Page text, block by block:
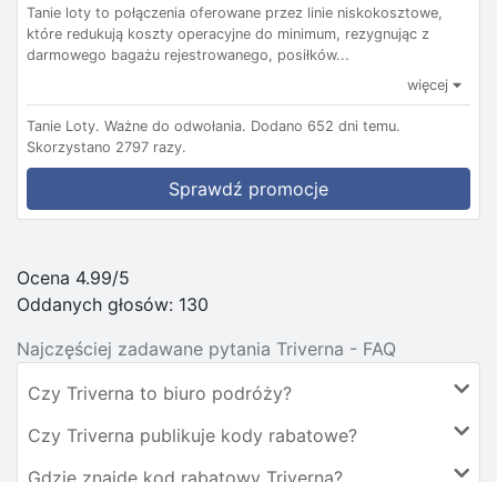
Tanie loty to połączenia oferowane przez linie niskokosztowe,
które redukują koszty operacyjne do minimum, rezygnując z
darmowego bagażu rejestrowanego, posiłków...
więcej
Tanie Loty. Ważne do odwołania. Dodano 652 dni temu.
Skorzystano 2797 razy.
Sprawdź promocje
Ocena 4.99/5
Oddanych głosów: 130
Najczęściej zadawane pytania Triverna - FAQ
Czy Triverna to biuro podróży?
Czy Triverna publikuje kody rabatowe?